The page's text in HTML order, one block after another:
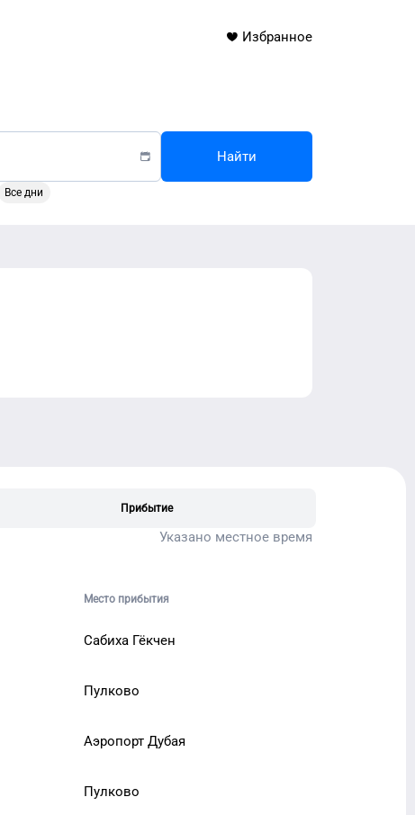
Избранное
Все дни
Найти
Прибытие
Указано местное время
Место прибытия
Сабиха Гёкчен
Пулково
Аэропорт Дубая
Пулково